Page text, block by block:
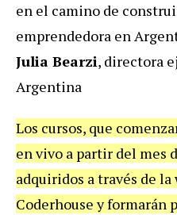
en el camino de
emprendedora en
Julia Bearzi, directora
Argentina
Los cursos, que
en vivo a partir del mes
adquiridos a través de
Coderhouse y formarán